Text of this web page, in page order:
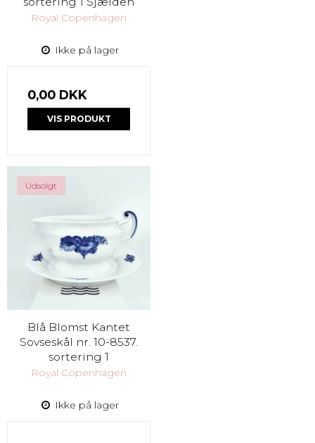
Royal Copenhagen
Ikke på lager
0,00 DKK
VIS PRODUKT
Udsolgt
Blå Blomst Kantet
Sovseskål nr. 10-8537.
sortering 1
Royal Copenhagen
Ikke på lager